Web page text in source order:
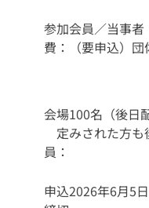
参加
費：
会員／当事
（要申込）
会場
定
員：
100名（後日
みされた方も
申込2026年6月5日